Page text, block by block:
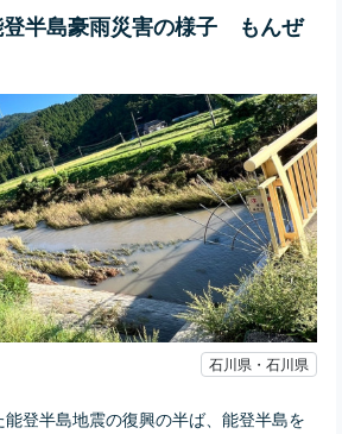
半島豪雨災害の様子 もんぜ
石川県・石川県
登半島地震の復興の半ば、能登半島を